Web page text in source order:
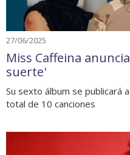
27/06/2025
Miss Caffeina
suerte'
Su sexto álbum se publicará
total de 10 canciones